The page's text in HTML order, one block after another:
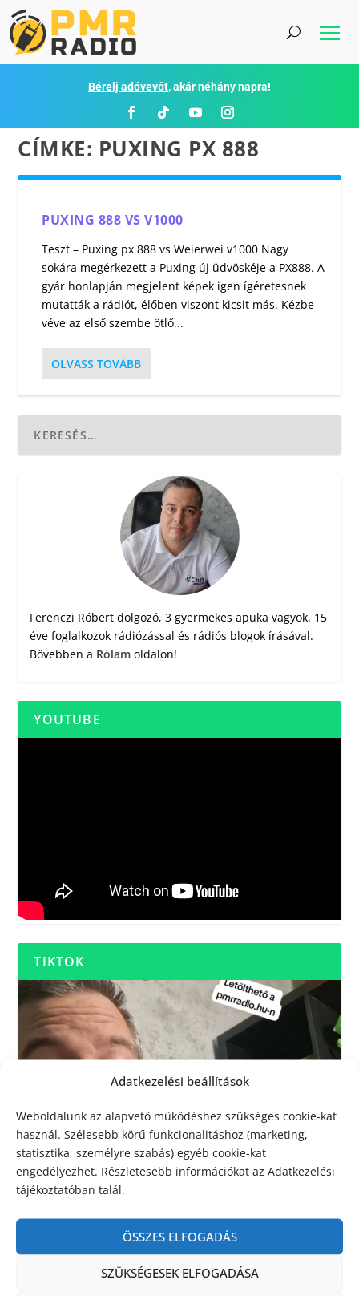
Adatkezelési beállítások
Weboldalunk az alapvető működéshez szükséges cookie-kat
használ. Szélesebb körű funkcionalitáshoz (marketing,
statisztika, személyre szabás) egyéb cookie-kat
engedélyezhet. Részletesebb információkat az Adatkezelési
tájékoztatóban talál.
ÖSSZES ELFOGADÁS
SZÜKSÉGESEK ELFOGADÁSA
Bérelj adóvevőt, akár néhány napra!
CÍMKE: PUXING PX 888
PUXING 888 VS V1000
Teszt – Puxing px 888 vs Weierwei v1000 Nagy
sokára megérkezett a Puxing új üdvöskéje a PX888. A
gyár honlapján megjelent képek igen ígéretesnek
mutatták a rádiót, élőben viszont kicsit más. Kézbe
véve az első szembe ötlő...
OLVASS TOVÁBB
Ferenczi Róbert dolgozó, 3 gyermekes apuka vagyok. 15
éve foglalkozok rádiózással és rádiós blogok írásával.
Bővebben a Rólam oldalon!
YOUTUBE
TIKTOK